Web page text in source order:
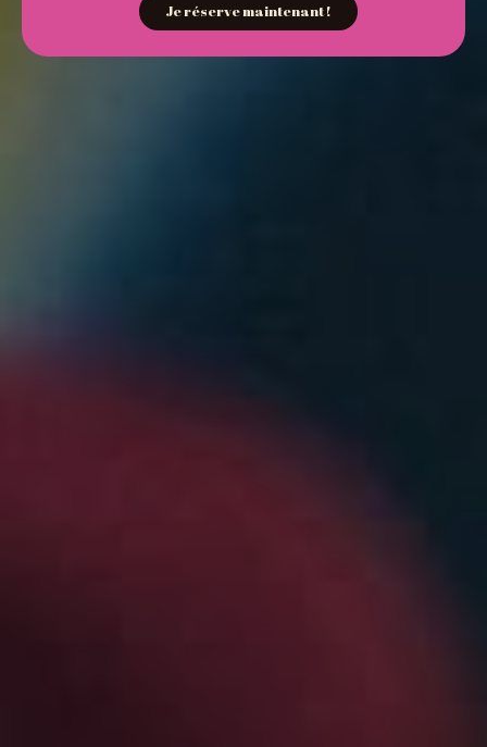
Je réserve maintenant !